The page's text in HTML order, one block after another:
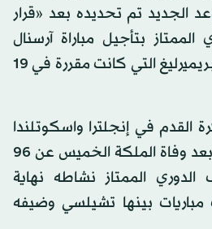
الجديد تم تحديده بعد «قرار
الممتاز بتأجيل مباراة آرسنال
ومانشستر سيتي في البريميرليغ التي كانت مقررة في 19
القدم في إنجلترا واسكوتلندا
نهاية الأسبوع الماضي، بعد وفاة الملكة الخميس عن 96
الممتاز نشاطه نهاية
مباريات بينها تشيلسي وضيفه